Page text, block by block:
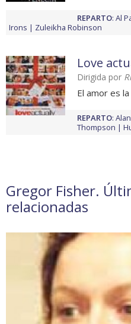
REPARTO: Al
Irons
Zuleikha Robinson
Love
Dirigida por
El amor es
REPARTO:
Thompson
Gregor Fisher.
relacionadas